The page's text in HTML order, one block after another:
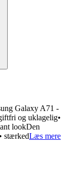
Galaxy A71 -
og uklagelig•
lookDen
stærkedLæs mere